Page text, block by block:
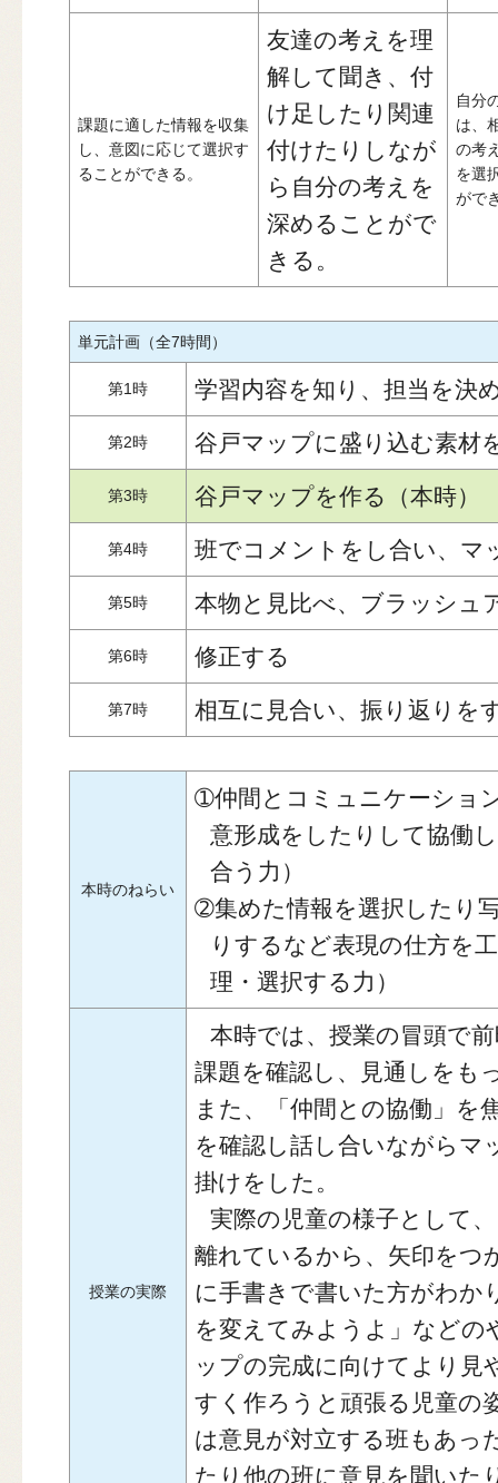
課題に適した情報を収集
し、意図に応じて選択す
ることができる。
友達の考えを理
解して聞き、付
け足したり関連
付けたりしなが
ら自分の考えを
深めることがで
きる。
自分
は、
の考
を選
がで
単元計画（全7時間）
第1時 学習内容を知り、担当を決
第2時 谷戸マップに盛り込む素材
第3時 谷戸マップを作る（本時）
第4時 班でコメントをし合い、マ
第5時 本物と見比べ、ブラッシュ
第6時 修正する
第7時 相互に見合い、振り返りを
本時のねらい
➀仲間とコミュニケーショ
意形成をしたりして協働
合う力）
➁集めた情報を選択したり
りするなど表現の仕方を
理・選択する力）
授業の実際
本時では、授業の冒頭で
課題を確認し、見通しをも
また、「仲間との協働」を
を確認し話し合いながらマ
掛けをした。
実際の児童の様子として
離れているから、矢印をつ
に手書きで書いた方がわか
を変えてみようよ」などの
ップの完成に向けてより
すく作ろうと頑張る児童の
は意見が対立する班もあっ
たり他の班に意見を聞いた